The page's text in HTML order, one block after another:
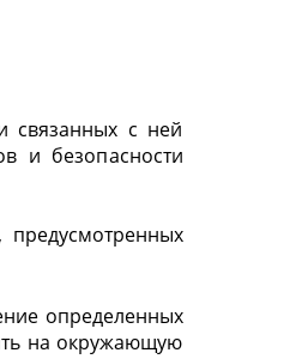
связанных с ней
и безопасности
определенных
на окружающую